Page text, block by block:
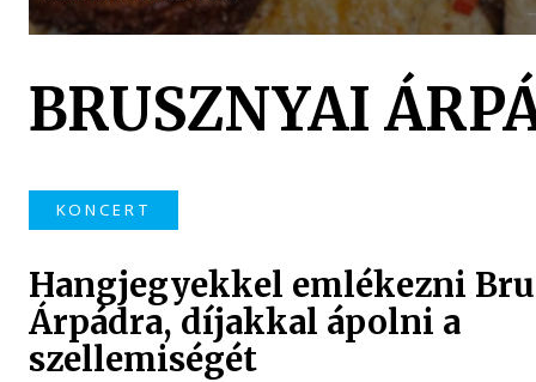
BRUSZNYAI
KONCERT
Hangjegyekkel emlékezni
Árpádra, díjakkal ápolni a
szellemiségét